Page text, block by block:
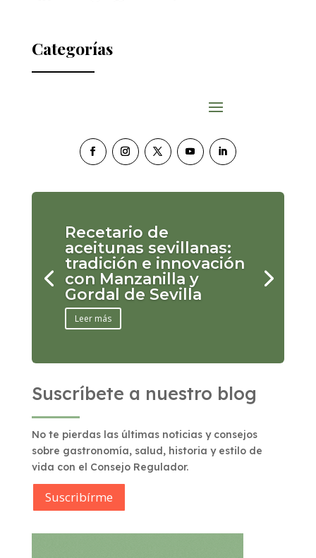
Categorías
Recetario de
aceitunas sevillanas:
tradición e innovación
con Manzanilla y
Gordal de Sevilla
Leer más
Suscríbete a nuestro blog
No te pierdas las últimas noticias y consejos
sobre gastronomía, salud, historia y estilo de
vida con el Consejo Regulador.
Suscribírme